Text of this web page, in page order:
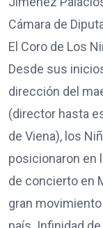
Cámara de
El Coro de Los
Desde sus
dirección del
(director hasta
de Viena), los
posicionaron en
de concierto en
gran